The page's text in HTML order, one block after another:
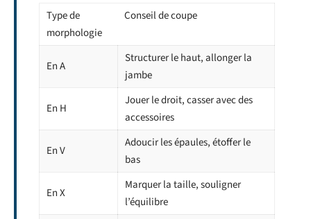
Type de
morphologie
Conseil de coupe
En A
Structurer le haut, allonger la
jambe
En H
Jouer le droit, casser avec des
accessoires
En V
Adoucir les épaules, étoffer le
bas
En X
Marquer la taille, souligner
l’équilibre